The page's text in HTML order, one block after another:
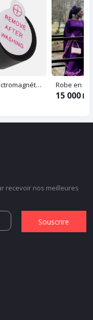
Buzzer Électromagnétique Robe en
15 000
recevoir nos meilleures
Souscrire